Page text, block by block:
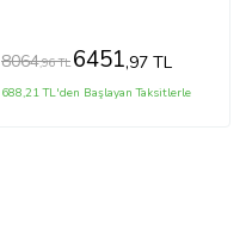
8064,96 TL 6451,97 TL
688,21 TL'den Başlayan Taksitlerle